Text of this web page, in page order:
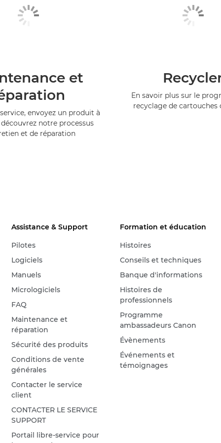
et
envoyez un produit à
notre processus
et de réparation
En savoir plus sur le
recyclage de cartouches
Assistance & Support
Pilotes
Logiciels
Manuels
Micrologiciels
FAQ
Maintenance et
réparation
Sécurité des produits
Conditions de vente
générales
Contacter le service
client
CONTACTER LE SERVICE
SUPPORT
Portail libre-service pour
Formation et éducation
Histoires
Conseils et techniques
Banque d'informations
Histoires de
professionnels
Programme
ambassadeurs Canon
Évènements
Événements et
témoignages